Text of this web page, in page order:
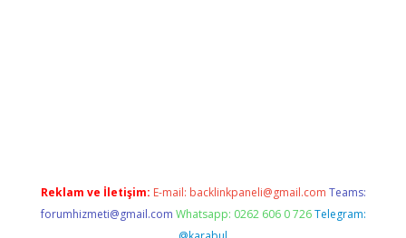
Reklam ve İletişim: E-mail: backlinkpaneli@gmail.com Teams:
forumhizmeti@gmail.com Whatsapp: 0262 606 0 726 Telegram: